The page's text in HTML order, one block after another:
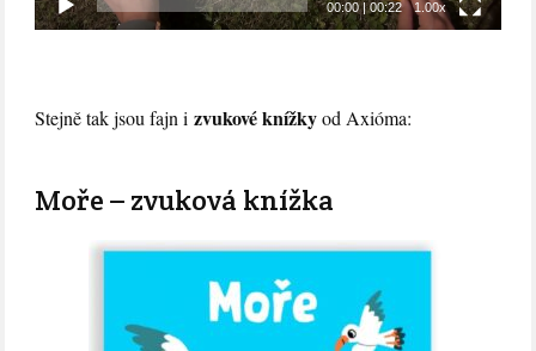
00:00|00:22 1.00x
Stejně tak jsou fajn izvukové knížkyod Axióma:
Moře – zvuková knížka